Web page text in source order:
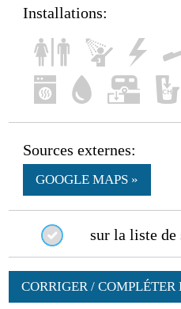
Installations:
Sources externes:
GOOGLE MAPS »
sur la liste de
CORRIGER / COMPLÉTER